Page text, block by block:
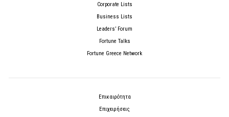
Corporate Lists
Business Lists
Leaders’ Forum
Fortune Talks
Fortune Greece Network
Επικαιρότητα
Επιχειρήσεις